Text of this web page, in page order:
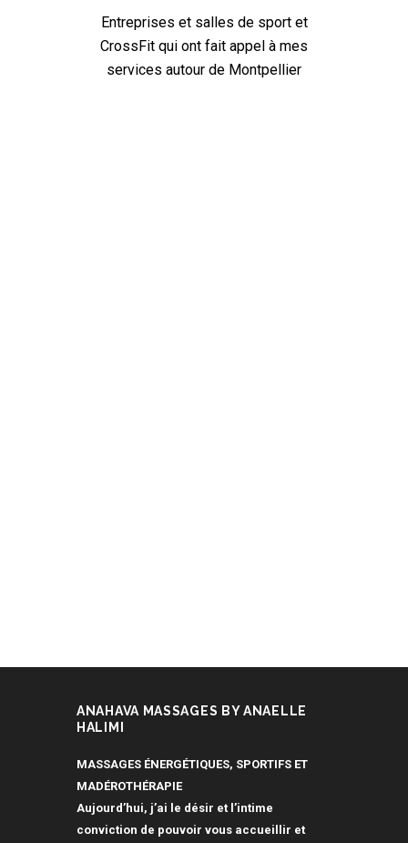
Entreprises et salles de sport et
CrossFit qui ont fait appel à mes
services autour de Montpellier
ANAHAVA MASSAGES BY ANAELLE
HALIMI
MASSAGES ÉNERGÉTIQUES, SPORTIFS ET
MADÉROTHÉRAPIE
Aujourd’hui, j’ai le désir et l’intime
conviction de pouvoir vous accueillir et